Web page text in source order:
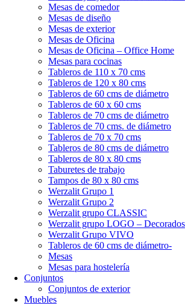
Mesas de comedor
Mesas de diseño
Mesas de exterior
Mesas de Oficina
Mesas de Oficina – Office Home
Mesas para cocinas
Tableros de 110 x 70 cms
Tableros de 120 x 80 cms
Tableros de 60 cms de diámetro
Tableros de 60 x 60 cms
Tableros de 70 cms de diámetro
Tableros de 70 cms. de diámetro
Tableros de 70 x 70 cms
Tableros de 80 cms de diámetro
Tableros de 80 x 80 cms
Taburetes de trabajo
Tampos de 80 x 80 cms
Werzalit Grupo 1
Werzalit Grupo 2
Werzalit grupo CLASSIC
Werzalit grupo LOGO –
Werzalit Grupo VIVO
Tableros de 60 cms de diámetro-
Mesas
Mesas para hostelería
Conjuntos
Conjuntos de exterior
Muebles